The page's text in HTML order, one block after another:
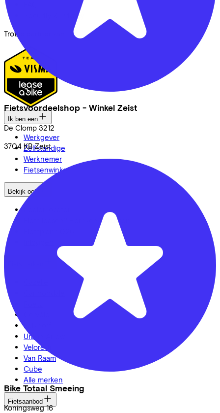
Fietsvoordeelshop - Winkel Zeist
De Clomp 3212
3704 KB Zeist
Bike Totaal Smeeing
Koningsweg 16
Security & Privacy
Trotse partner van
Ik ben een
Werkgever
Zelfstandige
Werknemer
Fietsenwinkel
Bekijk ook
Fiets leasen? Bereken je kosten
Kalkhoff
Urban Arrow
Veloretti
Van Raam
Cube
Alle merken
Fietsaanbod